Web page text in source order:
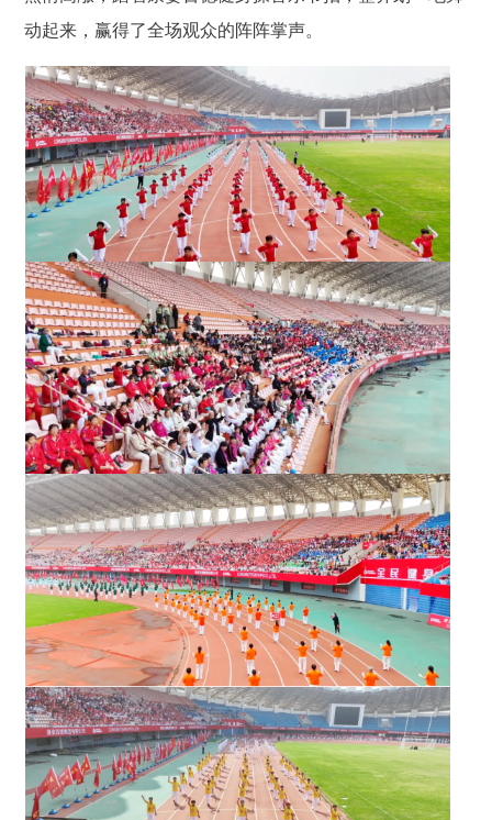
动起来，赢得了全场观众的阵阵掌声。